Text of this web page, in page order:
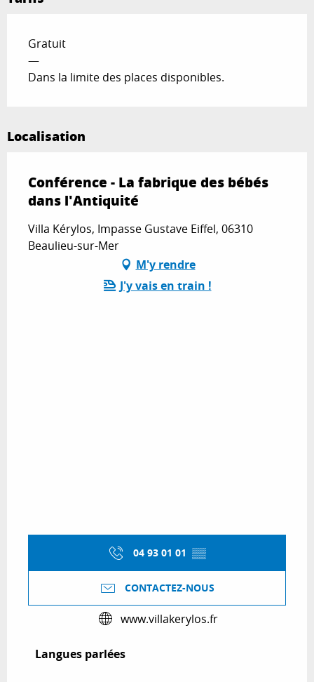
Gratuit
—
Dans la limite des places disponibles.
Localisation
Conférence - La fabrique des bébés
dans l'Antiquité
Villa Kérylos, Impasse Gustave Eiffel, 06310
Beaulieu-sur-Mer
M'y rendre
J'y vais en train !
04 93 01 01 ▒▒
CONTACTEZ-NOUS
www.villakerylos.fr
Langues parlées
Langues parlées